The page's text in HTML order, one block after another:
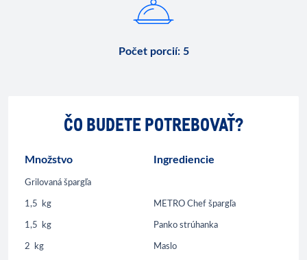
Počet porcií: 5
ČO BUDETE POTREBOVAŤ?
Množstvo Ingrediencie
Grilovaná špargľa
1,5 kg METRO Chef špargľa
1,5 kg Panko strúhanka
2 kg Maslo